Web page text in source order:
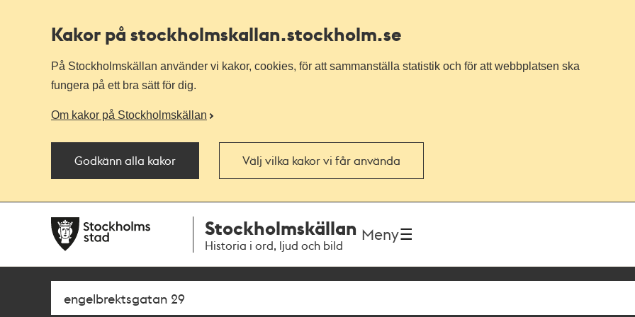
Kakor på stockholmskallan.stockholm.se
På Stockholmskällan använder vi kakor, cookies, för att sammanställa statistik och för att webbplatsen ska
fungera på ett bra sätt för dig.
Om kakor på Stockholmskällan
Godkänn alla kakor Välj vilka kakor vi får använda
navigationen
huvudinnehållet
Stockholmskällan
Historia i ord, ljud och bild
Meny
Sök